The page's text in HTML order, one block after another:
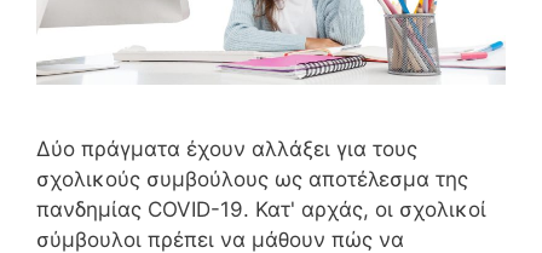
Δύο πράγματα έχουν αλλάξει για τους
σχολικούς συμβούλους ως αποτέλεσμα της
πανδημίας COVID-19. Κατ' αρχάς, οι σχολικοί
σύμβουλοι πρέπει να μάθουν πώς να